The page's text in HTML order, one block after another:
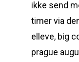
ikke send
timer via
elleve, big
prague